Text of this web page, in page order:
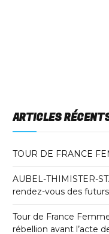
ARTICLES
TOUR DE FRANCE
AUBEL-THIMISTER-
rendez-vous des
Tour de France
rébellion avant l’acte